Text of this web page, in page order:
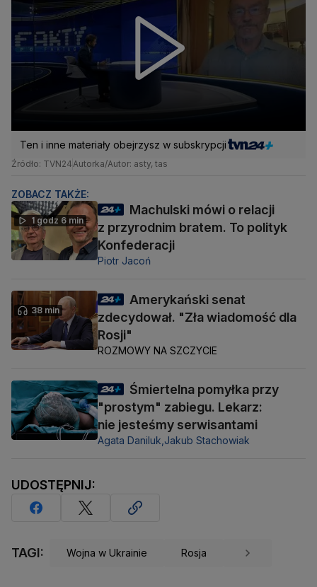
Ten i inne materiały obejrzysz w subskrypcji
Źródło: TVN24 Autorka/Autor: asty, tas
ZOBACZ TAKŻE:
1 godz 6 min
Machulski mówi o relacji
z przyrodnim bratem. To polityk
Konfederacji
Piotr Jacoń
38 min
Amerykański senat
zdecydował. "Zła wiadomość dla
Rosji"
ROZMOWY NA SZCZYCIE
Śmiertelna pomyłka przy
"prostym" zabiegu. Lekarz:
nie jesteśmy serwisantami
Agata Daniluk, Jakub Stachowiak
UDOSTĘPNIJ:
TAGI: Wojna w Ukrainie Rosja